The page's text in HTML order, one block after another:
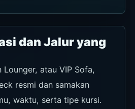
dan Jalur yang
Lounger, atau VIP Sofa,
resmi dan samakan
waktu, serta tipe kursi.